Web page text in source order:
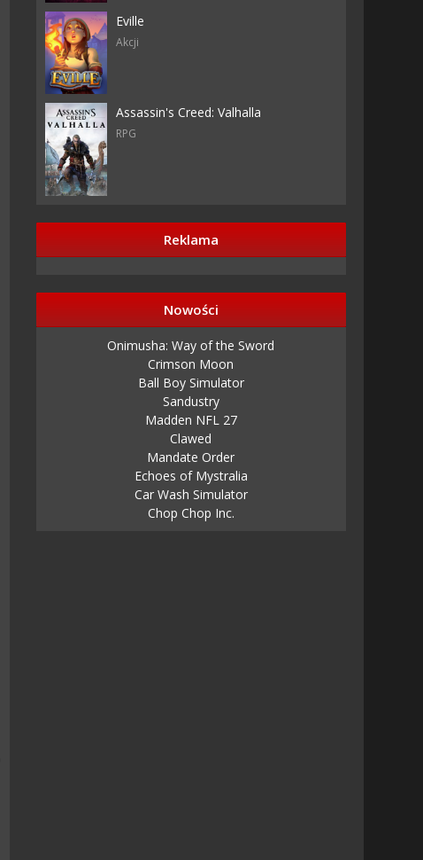
Eville
Akcji
Assassin's Creed: Valhalla
RPG
Reklama
Nowości
Onimusha: Way of the Sword
Crimson Moon
Ball Boy Simulator
Sandustry
Madden NFL 27
Clawed
Mandate Order
Echoes of Mystralia
Car Wash Simulator
Chop Chop Inc.